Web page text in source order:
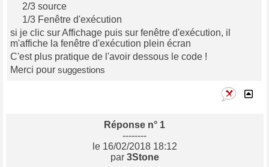
2/3 source
1/3 Fenêtre d'exécution
si je clic sur Affichage puis sur fenêtre d'exécution, il
m'affiche la fenêtre d'exécution plein écran
C'est plus pratique de l'avoir dessous le code !
Merci pour suggestions
Réponse n° 1
--------
le 16/02/2018 18:12
par 3Stone